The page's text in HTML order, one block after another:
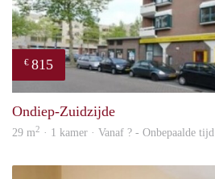
€ 815
Ondiep-Zuidzijde
29 m2 · 1 kamer · Vanaf ? - Onbepaalde tijd